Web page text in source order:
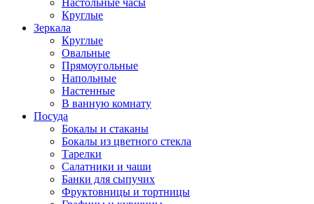
Настольные часы
Круглые
Зеркала
Круглые
Овальные
Прямоугольные
Напольные
Настенные
В ванную комнату
Посуда
Бокалы и стаканы
Бокалы из цветного стекла
Тарелки
Салатники и чаши
Банки для сыпучих
Фруктовницы и тортницы